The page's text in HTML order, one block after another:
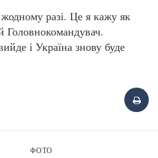
жодному разі. Це я кажу як
Головнокомандувач.
і Україна знову буде
ФОТО